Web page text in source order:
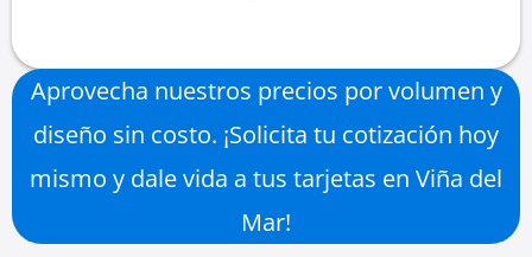
Aprovecha nuestros precios por volumen y
diseño sin costo. ¡Solicita tu cotización hoy
mismo y dale vida a tus tarjetas en Viña del
Mar!